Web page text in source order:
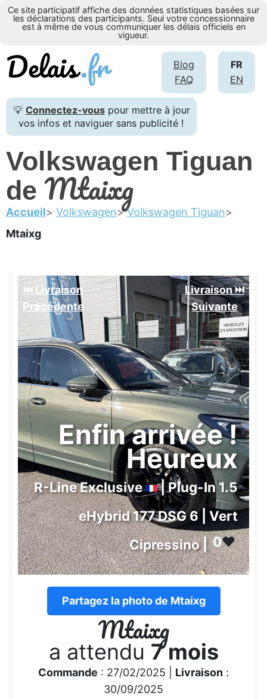
Ce site participatif affiche des données statistiques basées sur
les déclarations des participants. Seul votre concessionnaire
est à même de vous communiquer les délais officiels en
vigueur.
FR
EN
Blog
FAQ
💡 Connectez-vouspour mettre à jour
vos infos et naviguer sans publicité !
Volkswagen Tiguan
de Mtaixg
Accueil Volkswagen
Volkswagen Tiguan
Mtaixg
⏮️ Livraison
Précédente
Livraison ⏭️
Suivante️
Enfin arrivée !
Heureux
R-Line Exclusive
| Plug-In 1.5
eHybrid 177 DSG 6 | Vert
Cipressino |0❤️
Partagez la photo de Mtaixg
Mtaixg
a attendu 7 mois
Commande : 27/02/2025 | Livraison :
30/09/2025